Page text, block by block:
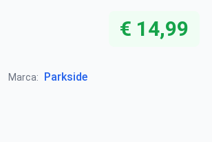
€ 14,99
Marca: Parkside